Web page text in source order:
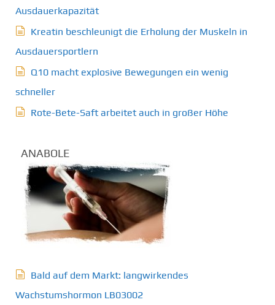
Ausdauerkapazität
Kreatin beschleunigt die Erholung der Muskeln in
Ausdauersportlern
Q10 macht explosive Bewegungen ein wenig
schneller
Rote-Bete-Saft arbeitet auch in großer Höhe
ANABOLE
Bald auf dem Markt: langwirkendes
Wachstumshormon LB03002